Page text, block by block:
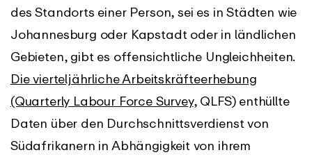
des Standorts einer Person, sei es in Städten wie
Johannesburg oder Kapstadt oder in ländlichen
Gebieten, gibt es offensichtliche Ungleichheiten.
Die vierteljährliche Arbeitskräfteerhebung
(Quarterly Labour Force Survey, QLFS) enthüllte
Daten über den Durchschnittsverdienst von
Südafrikanern in Abhängigkeit von ihrem